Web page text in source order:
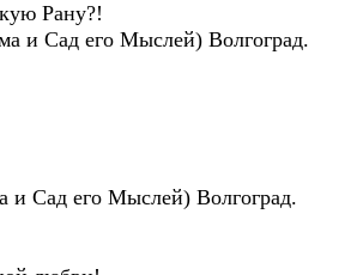
Рану?!
и Сад его Мыслей) Волгоград.
и Сад его Мыслей) Волгоград.